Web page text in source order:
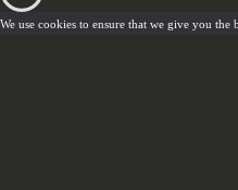
We use cookies to ensure that we give you